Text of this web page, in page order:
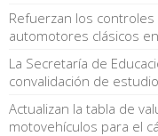
Refuerzan los
automotores clásicos
La Secretaría de
convalidación de
Actualizan la tabla de
motovehículos para el